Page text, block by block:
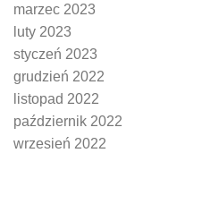
marzec 2023
luty 2023
styczeń 2023
grudzień 2022
listopad 2022
październik 2022
wrzesień 2022